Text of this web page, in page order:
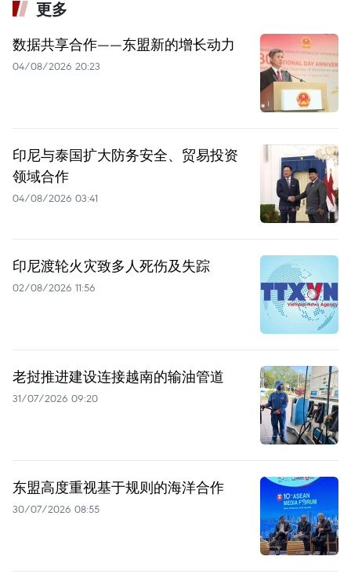
更多
数据共享合作——东盟新的增长动力
04/08/2026 20:23
印尼与泰国扩大防务安全、贸易投资
领域合作
04/08/2026 03:41
印尼渡轮火灾致多人死伤及失踪
02/08/2026 11:56
老挝推进建设连接越南的输油管道
31/07/2026 09:20
东盟高度重视基于规则的海洋合作
30/07/2026 08:55